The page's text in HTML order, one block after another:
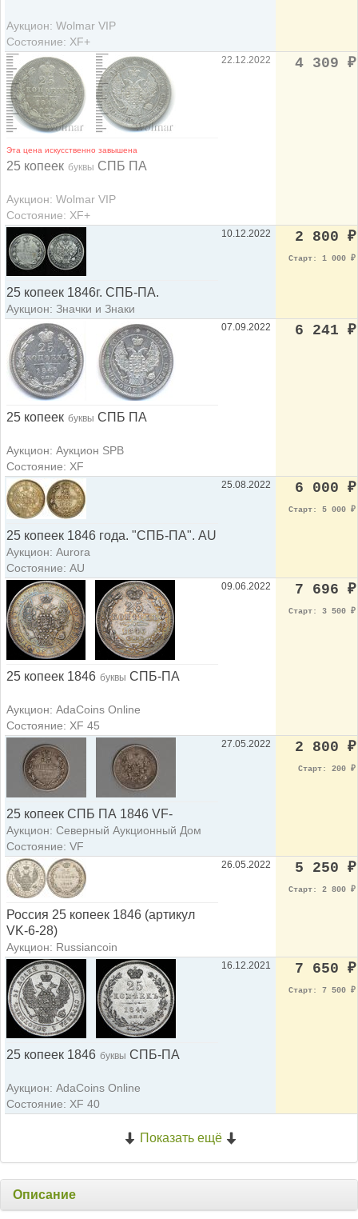
Аукцион: Wolmar VIP
Состояние: XF+
Эта цена искусственно завышена
25 копеек буквы СПБ ПА
Аукцион: Wolmar VIP
Состояние: XF+
22.12.2022 4 309 ₽
25 копеек 1846г. СПБ-ПА.
Аукцион: Значки и Знаки
10.12.2022 2 800 ₽
Старт: 1 000 ₽
25 копеек буквы СПБ ПА
Аукцион: Аукцион SPB
Состояние: XF
07.09.2022 6 241 ₽
25 копеек 1846 года. "СПБ-ПА". AU
Аукцион: Aurora
Состояние: AU
25.08.2022 6 000 ₽
Старт: 5 000 ₽
25 копеек 1846 буквы СПБ-ПА
Аукцион: AdaCoins Online
Состояние: XF 45
09.06.2022 7 696 ₽
Старт: 3 500 ₽
25 копеек СПБ ПА 1846 VF-
Аукцион: Северный Аукционный Дом
Состояние: VF
27.05.2022 2 800 ₽
Старт: 200 ₽
Россия 25 копеек 1846 (артикул
VK-6-28)
Аукцион: Russiancoin
26.05.2022 5 250 ₽
Старт: 2 800 ₽
25 копеек 1846 буквы СПБ-ПА
Аукцион: AdaCoins Online
Состояние: XF 40
16.12.2021 7 650 ₽
Старт: 7 500 ₽
Показать ещё
Описание